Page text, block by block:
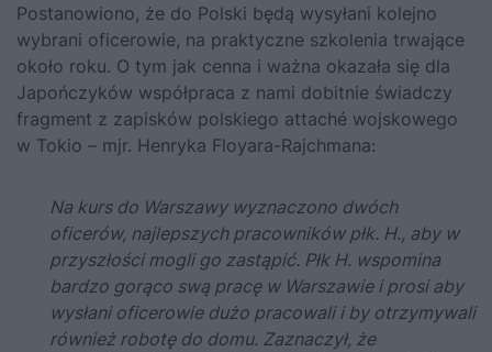
Postanowiono, że do Polski będą wysyłani kolejno
wybrani oficerowie, na praktyczne szkolenia trwające
około roku. O tym jak cenna i ważna okazała się dla
Japończyków współpraca z nami dobitnie świadczy
fragment z zapisków polskiego attaché wojskowego
w Tokio – mjr. Henryka Floyara-Rajchmana:
Na kurs do Warszawy wyznaczono dwóch
oficerów, najlepszych pracowników płk. H., aby w
przyszłości mogli go zastąpić. Płk H. wspomina
bardzo gorąco swą pracę w Warszawie i prosi aby
wysłani oficerowie dużo pracowali i by otrzymywali
również robotę do domu. Zaznaczył, że